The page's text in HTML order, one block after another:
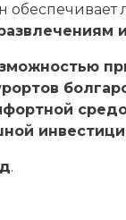
обеспечивает
.